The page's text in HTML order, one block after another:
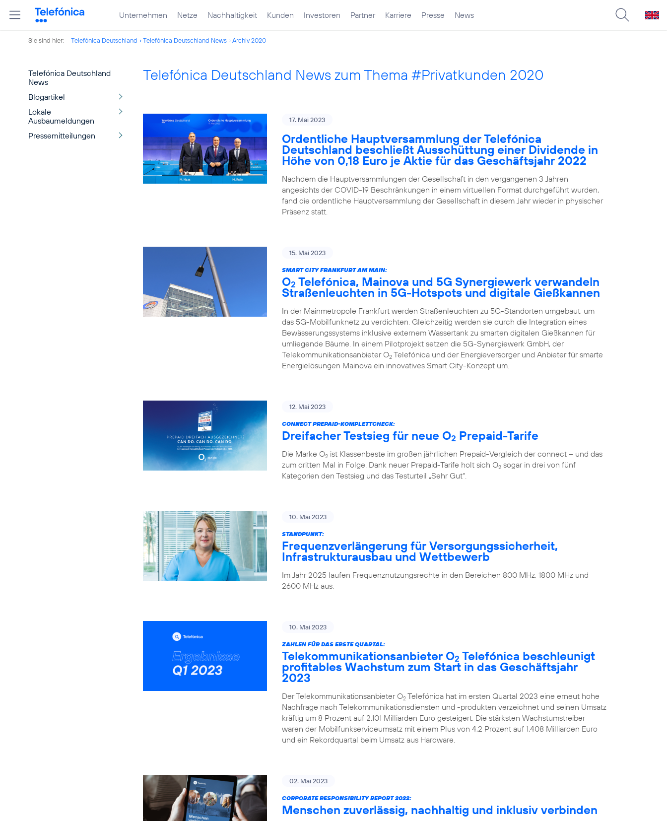
Unternehmen Netze Nachhaltigkeit Kunden Investoren Partner Karriere Presse News
Sie sind hier: Telefónica Deutschland Telefónica Deutschland News Archiv 2020
Telefónica Deutschland
News
Blogartikel
Lokale
Ausbaumeldungen
Pressemitteilungen
Telefónica Deutschland News zum Thema #Privatkunden 2020
17. Mai 2023
Ordentliche Hauptversammlung der Telefónica
Deutschland beschließt Ausschüttung einer Dividende in
Höhe von 0,18 Euro je Aktie für das Geschäftsjahr 2022
Nachdem die Hauptversammlungen der Gesellschaft in den vergangenen 3 Jahren
angesichts der COVID-19 Beschränkungen in einem virtuellen Format durchgeführt wurden,
fand die ordentliche Hauptversammlung der Gesellschaft in diesem Jahr wieder in physischer
Präsenz statt.
15. Mai 2023
SMART CITY FRANKFURT AM MAIN:
O2 Telefónica, Mainova und 5G Synergiewerk verwandeln
Straßenleuchten in 5G-Hotspots und digitale Gießkannen
In der Mainmetropole Frankfurt werden Straßenleuchten zu 5G-Standorten umgebaut, um
das 5G-Mobilfunknetz zu verdichten. Gleichzeitig werden sie durch die Integration eines
Bewässerungssystems inklusive externem Wassertank zu smarten digitalen Gießkannen für
umliegende Bäume. In einem Pilotprojekt setzen die 5G-Synergiewerk GmbH, der
Telekommunikationsanbieter O2 Telefónica und der Energieversorger und Anbieter für smarte
Energielösungen Mainova ein innovatives Smart City-Konzept um.
12. Mai 2023
CONNECT PREPAID-KOMPLETTCHECK:
Dreifacher Testsieg für neue O2 Prepaid-Tarife
Die Marke O2 ist Klassenbeste im großen jährlichen Prepaid-Vergleich der connect – und das
zum dritten Mal in Folge. Dank neuer Prepaid-Tarife holt sich O2 sogar in drei von fünf
Kategorien den Testsieg und das Testurteil „Sehr Gut“.
10. Mai 2023
STANDPUNKT:
Frequenzverlängerung für Versorgungssicherheit,
Infrastrukturausbau und Wettbewerb
Im Jahr 2025 laufen Frequenznutzungsrechte in den Bereichen 800 MHz, 1800 MHz und
2600 MHz aus.
10. Mai 2023
ZAHLEN FÜR DAS ERSTE QUARTAL:
Telekommunikationsanbieter O2 Telefónica beschleunigt
profitables Wachstum zum Start in das Geschäftsjahr
2023
Der Telekommunikationsanbieter O2 Telefónica hat im ersten Quartal 2023 eine erneut hohe
Nachfrage nach Telekommunikationsdiensten und -produkten verzeichnet und seinen Umsatz
kräftig um 8 Prozent auf 2,101 Milliarden Euro gesteigert. Die stärksten Wachstumstreiber
waren der Mobilfunkserviceumsatz mit einem Plus von 4,2 Prozent auf 1,408 Milliarden Euro
und ein Rekordquartal beim Umsatz aus Hardware.
02. Mai 2023
CORPORATE RESPONSIBILITY REPORT 2022:
Menschen zuverlässig, nachhaltig und inklusiv verbinden